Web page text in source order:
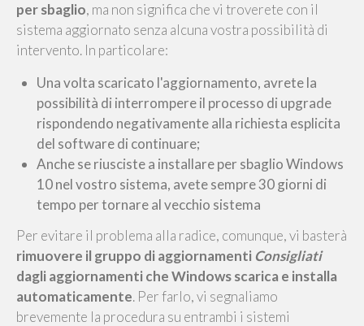
per sbaglio, ma non significa che vi troverete con il
sistema aggiornato senza alcuna vostra possibilità di
intervento. In particolare:
Una volta scaricato l'aggiornamento, avrete la
possibilità di interrompere il processo di upgrade
rispondendo negativamente alla richiesta esplicita
del software di continuare;
Anche se riusciste a installare per sbaglio Windows
10 nel vostro sistema, avete sempre 30 giorni di
tempo per tornare al vecchio sistema
Per evitare il problema alla radice, comunque, vi basterà
rimuovere il gruppo di aggiornamenti Consigliati
dagli aggiornamenti che Windows scarica e installa
automaticamente. Per farlo, vi segnaliamo
brevemente la procedura su entrambi i sistemi